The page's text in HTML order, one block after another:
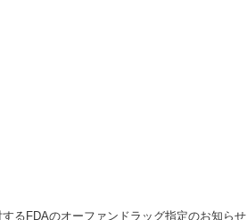
るFDAのオーファンドラッグ指定のお知らせ